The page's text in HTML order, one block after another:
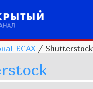
/ Shutterstock